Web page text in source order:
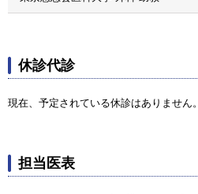
休診代診
現在、予定されている休診はありません。
担当医表